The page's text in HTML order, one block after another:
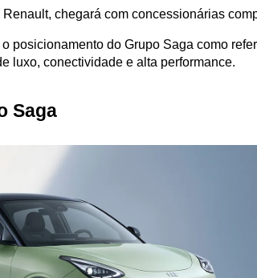
chegará com concessionárias
posicionamento do Grupo Saga como
luxo, conectividade e alta performance.
Saga